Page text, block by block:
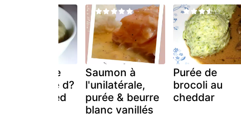
manière
simple d?
le pied
Saumon à
l'unilatérale,
purée & beurre
blanc vanillés
Purée de
brocoli au
cheddar